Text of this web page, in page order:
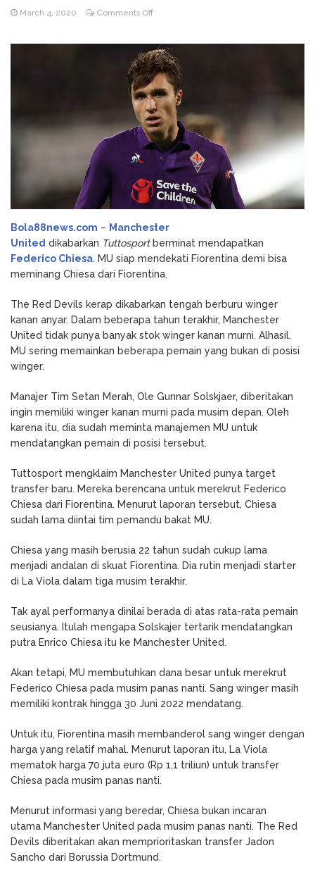
NV Casino
Auszahlungsleitfaden: Schritt-für-Schritt-
Anleitung zum Auszahlen
March 4, 2020 Comments Offon
United
Tertarik
Gaet
Federico
Chiesa
Bola88news.com – Manchester
United dikabarkan Tuttosportberminat mendapatkan
Federico Chiesa. MU siap mendekati Fiorentina demi bisa
meminang Chiesa dari Fiorentina.
The Red Devils kerap dikabarkan tengah berburu winger
kanan anyar. Dalam beberapa tahun terakhir, Manchester
United tidak punya banyak stok winger kanan murni. Alhasil,
MU sering memainkan beberapa pemain yang bukan di posisi
winger.
Manajer Tim Setan Merah, Ole Gunnar Solskjaer, diberitakan
ingin memiliki winger kanan murni pada musim depan. Oleh
karena itu, dia sudah meminta manajemen MU untuk
mendatangkan pemain di posisi tersebut.
Tuttosport mengklaim Manchester United punya target
transfer baru. Mereka berencana untuk merekrut Federico
Chiesa dari Fiorentina. Menurut laporan tersebut, Chiesa
sudah lama diintai tim pemandu bakat MU.
Chiesa yang masih berusia 22 tahun sudah cukup lama
menjadi andalan di skuat Fiorentina. Dia rutin menjadi starter
di La Viola dalam tiga musim terakhir.
Tak ayal performanya dinilai berada di atas rata-rata pemain
seusianya. Itulah mengapa Solskajer tertarik mendatangkan
putra Enrico Chiesa itu ke Manchester United.
Akan tetapi, MU membutuhkan dana besar untuk merekrut
Federico Chiesa pada musim panas nanti. Sang winger masih
memiliki kontrak hingga 30 Juni 2022 mendatang.
Untuk itu, Fiorentina masih membanderol sang winger dengan
harga yang relatif mahal. Menurut laporan itu, La Viola
mematok harga 70 juta euro (Rp 1,1 triliun) untuk transfer
Chiesa pada musim panas nanti.
Menurut informasi yang beredar, Chiesa bukan incaran
utama Manchester United pada musim panas nanti. The Red
Devils diberitakan akan memprioritaskan transfer Jadon
Sancho dari Borussia Dortmund.